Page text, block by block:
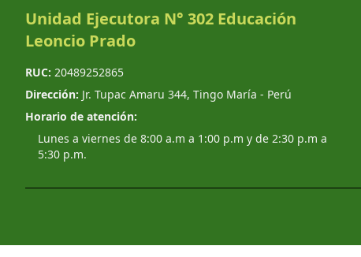
Unidad Ejecutora N° 302 Educación
Leoncio Prado
RUC: 20489252865
Dirección: Jr. Tupac Amaru 344, Tingo María - Perú
Horario de atención:
Lunes a viernes de 8:00 a.m a 1:00 p.m y de 2:30 p.m a
5:30 p.m.